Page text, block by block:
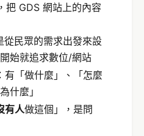
，把 GDS 網站上的內容
民眾的需求出發來設
始就追求數位/網站
「做什麼」、「怎麼
什麼」
有人做這個」，是問